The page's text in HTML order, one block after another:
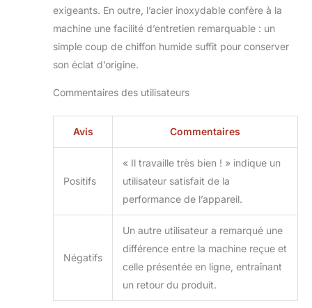
: 220V ; Puissance :
Taille compacte :
22.2cm x 21cm x
Inoxydable : Dotée
des nouilles rondes
nouilles plates de
4mm. Elle peut
également préparer
raviolis ou de
épaisseur de pâte
réglable de 0.3mm
à 4mm.
Personnalisation
exigeants. En outre, l’acier inoxydable confère à la
machine une facilité d’entretien remarquable : un
simple coup de chiffon humide suffit pour conserver
son éclat d’origine.
Commentaires des utilisateurs
Avis Commentaires
Positifs
« Il travaille très bien ! » indique un
utilisateur satisfait de la
performance de l’appareil.
Négatifs
Un autre utilisateur a remarqué une
différence entre la machine reçue et
celle présentée en ligne, entraînant
un retour du produit.